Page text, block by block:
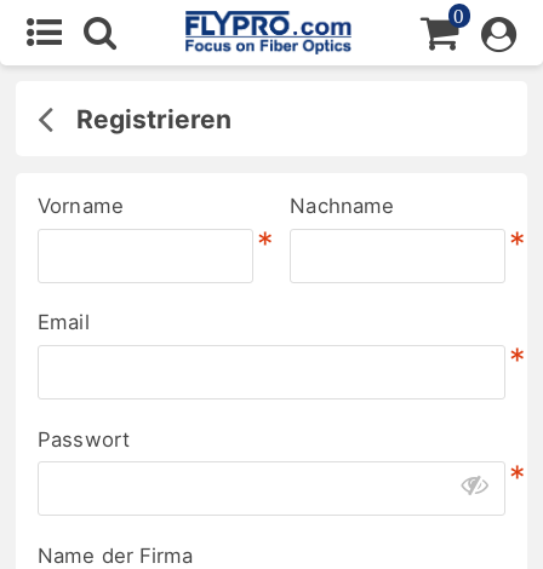
0
Registrieren
Vorname
*
Nachname
*
Email
*
Passwort
*
Name der Firma